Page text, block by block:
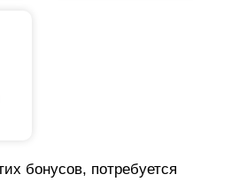
бонусов, потребуется